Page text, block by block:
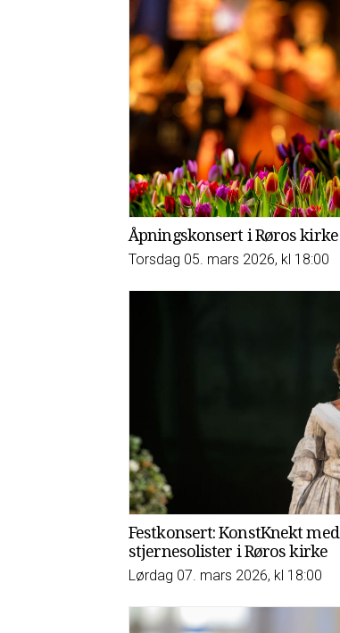
Åpningskonsert i Røros kirke
Torsdag 05. mars 2026, kl 18:00
Festkonsert: KonstKnekt med
stjernesolister i Røros kirke
Lørdag 07. mars 2026, kl 18:00